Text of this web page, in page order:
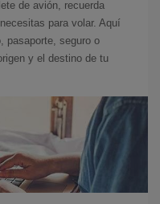
de avión, recuerda
para volar. Aquí
pasaporte, seguro o
y el destino de tu